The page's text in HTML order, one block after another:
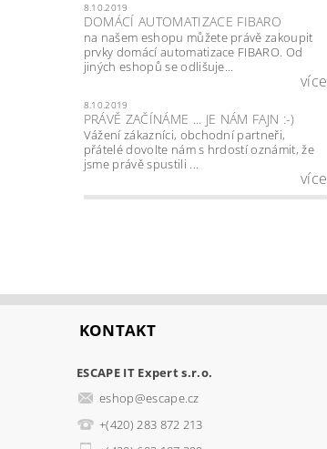
8.10.2019
DOMÁCÍ AUTOMATIZACE FIBARO
na našem eshopu můžete právě zakoupit
prvky domácí automatizace FIBARO. Od
jiných eshopů se odlišuje...
více
8.10.2019
PRÁVĚ ZAČÍNÁME ... JE NÁM FAJN :-)
Vážení zákazníci, obchodní partneři,
přátelé dovolte nám s hrdostí oznámit, že
jsme právě spustili ...
více
KONTAKT
ESCAPE IT Expert s.r.o.
eshop@escape.cz
+(420) 283 872 213